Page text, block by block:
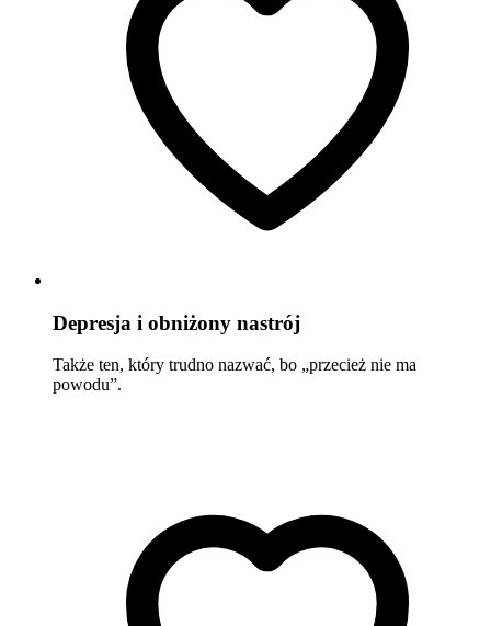
Depresja i obniżony nastrój
Także ten, który trudno nazwać, bo „przecież nie ma
powodu”.